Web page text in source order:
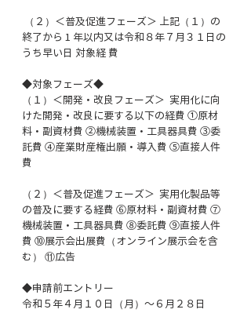
終了から 1 年以内又は令和８年７月３１日の
うち早い日 対象経 費
◆対象フェーズ◆
（１）＜開発・改良フェーズ＞  実用化に向
けた開発・改良に要する以下の経費 ①原材
料・副資材費 ②機械装置・工具器具費 ③委
託費 ④産業財産権出願・導入費 ⑤直接人件
費
（２）＜普及促進フェーズ＞  実用化製品等
の普及に要する経費 ⑥原材料・副資材費 ⑦
機械装置・工具器具費 ⑧委託費 ⑨直接人件
費 ⑩展示会出展費（オンライン展示会を含
む） ⑪広告
◆申請前エントリー
令和５年４月１０日（月）～６月２８日